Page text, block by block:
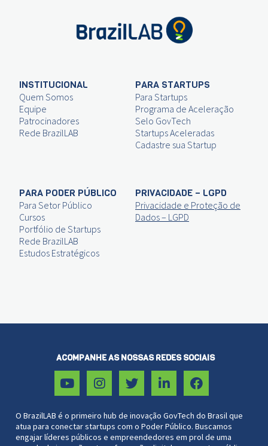
INSTITUCIONAL
Quem Somos
Equipe
Patrocinadores
Rede BrazilLAB
PARA STARTUPS
Para Startups
Programa de Aceleração
Selo GovTech
Startups Aceleradas
Cadastre sua Startup
PARA PODER PÚBLICO
Para Setor Público
Cursos
Portfólio de Startups
Rede BrazilLAB
Estudos Estratégicos
PRIVACIDADE – LGPD
Privacidade e Proteção de
Dados – LGPD
O BrazilLAB é o primeiro hub de inovação GovTech do Brasil que
atua para conectar startups com o Poder Público. Buscamos
engajar líderes públicos e empreendedores em prol de uma
ACOMPANHE AS NOSSAS REDES SOCIAIS